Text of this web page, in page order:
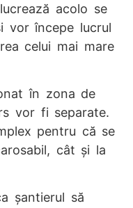
acolo se
vor începe lucrul
celui mai mare
în zona de
vor fi separate.
pentru că se
cât şi la
şantierul să